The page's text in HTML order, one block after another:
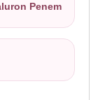
Penem